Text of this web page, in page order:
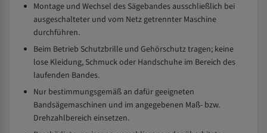
Montage und Wechsel des Sägebandes ausschließlich bei
ausgeschalteter und vom Netz getrennter Maschine
durchführen.
Beim Betrieb Schutzbrille und Gehörschutz tragen; keine
lose Kleidung, Schmuck oder Handschuhe im Bereich des
laufenden Bandes.
Nur bestimmungsgemäß an dafür geeigneten
Bandsägemaschinen und im angegebenen Maß- bzw.
Drehzahlbereich einsetzen.